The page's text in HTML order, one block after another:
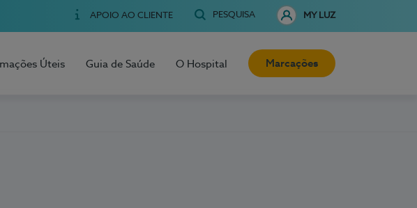
APOIO AO CLIENTE PESQUISA MY LUZ
Úteis Guia de Saúde O Hospital Marcações